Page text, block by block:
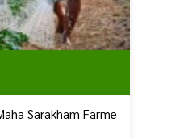
| ศูนย์ราชการจังหวัดมหาส